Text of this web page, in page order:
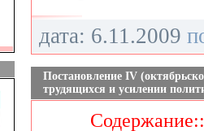
дата: 6.11.2009
Постановление IV
трудящихся и усилении